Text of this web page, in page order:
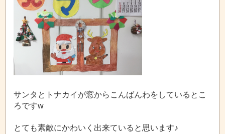
サンタとトナカイが窓からこんばんわをしているとこ
ろですw
とても素敵にかわいく出来ていると思います♪